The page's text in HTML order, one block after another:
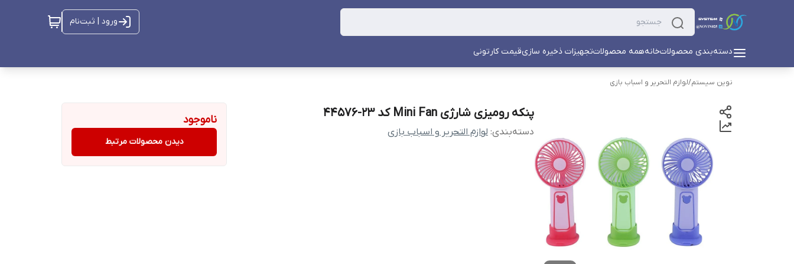
ورود | ثبت‌نام
دسته‌بندی محصولاتخانههمه محصولاتتجهیزات ذخیره سازیقیمت کارتونی
نوین سیستم/لوازم التحریر و اسباب بازی
پنکه رومیزی شارژی Mini Fan کد 23-44576
دسته‌بندی: لوازم التحریر و اسباب بازی
ناموجود
دیدن محصولات مرتبط